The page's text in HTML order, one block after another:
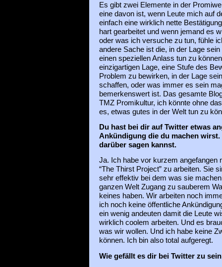
Es gibt zwei Elemente in der
eine davon ist, wenn Leute mich auf
einfach eine wirklich nette
hart gearbeitet und wenn jemand es
oder was ich versuche zu tun, fühle
andere Sache ist die, in der Lage
einen speziellen Anlass tun zu
einzigartigen Lage, eine Stufe des
Problem zu bewirken, in der Lage
schaffen, oder was immer es sein
bemerkenswert ist. Das gesamte
TMZ Promikultur, ich könnte ohne
es, etwas gutes in der Welt tun zu
Du hast bei dir auf Twitter etwas
Ankündigung die du machen
darüber sagen kannst.
Ja. Ich habe vor kurzem angefangen
“The Thirst Project” zu arbeiten. Sie
sehr effektiv bei dem was sie
ganzen Welt Zugang zu sauberem
keines haben. Wir arbeiten noch
ich noch keine öffentliche
ein wenig andeuten damit die Leute
wirklich coolem arbeiten. Und es
was wir wollen. Und ich habe keine
können. Ich bin also total aufgeregt.
Wie gefällt es dir bei Twitter zu